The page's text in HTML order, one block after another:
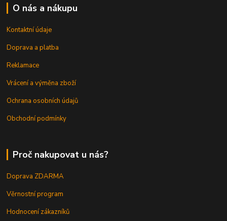
O nás a nákupu
Kontaktní údaje
Doprava a platba
Reklamace
Vrácení a výměna zboží
Ochrana osobních údajů
Obchodní podmínky
Proč nakupovat u nás?
Doprava ZDARMA
Věrnostní program
Hodnocení zákazníků